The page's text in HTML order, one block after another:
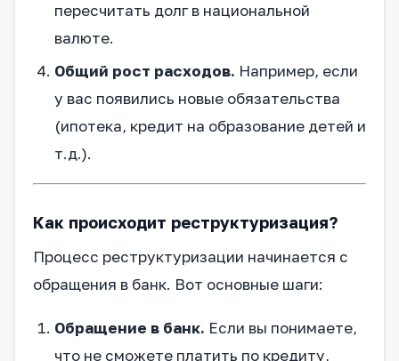
пересчитать долг в национальной
валюте.
Общий рост расходов. Например, если
у вас появились новые обязательства
(ипотека, кредит на образование детей и
т.д.).
Как происходит реструктуризация?
Процесс реструктуризации начинается с
обращения в банк. Вот основные шаги:
Обращение в банк. Если вы понимаете,
что не сможете платить по кредиту,